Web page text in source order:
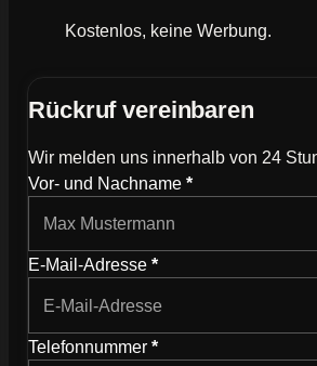
Rückruf vereinbaren
Wir melden uns innerhalb von 24
Wie können wir dich kontaktieren?
Vor- und Nachname *
E-Mail-Adresse *
Telefonnummer *
Kostenlos, keine Werbung.